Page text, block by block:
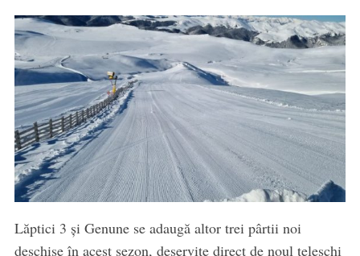
Lăptici 3 și Genune se adaugă altor trei pârtii noi
deschise în acest sezon, deservite direct de noul teleschi